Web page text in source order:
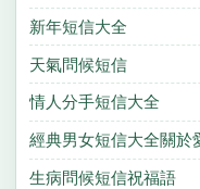
新年短信大全
天氣問候短信
情人分手短信大全
經典男女短信大全關於
生病問候短信祝福語